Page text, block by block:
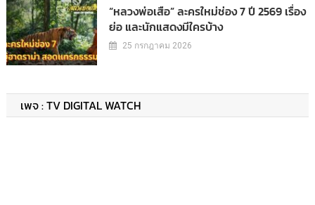
“หลวงพ่อเสือ” ละครใหม่ช่อง 7 ปี 2569 เรื่อง
ย่อ และนักแสดงมีใครบ้าง
25 กรกฎาคม 2026
เพจ : TV DIGITAL WATCH